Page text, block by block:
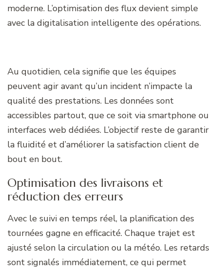
moderne. L’optimisation des flux devient simple
avec la digitalisation intelligente des opérations.
Au quotidien, cela signifie que les équipes
peuvent agir avant qu’un incident n’impacte la
qualité des prestations. Les données sont
accessibles partout, que ce soit via smartphone ou
interfaces web dédiées. L’objectif reste de garantir
la fluidité et d’améliorer la satisfaction client de
bout en bout.
Optimisation des livraisons et
réduction des erreurs
Avec le suivi en temps réel, la planification des
tournées gagne en efficacité. Chaque trajet est
ajusté selon la circulation ou la météo. Les retards
sont signalés immédiatement, ce qui permet